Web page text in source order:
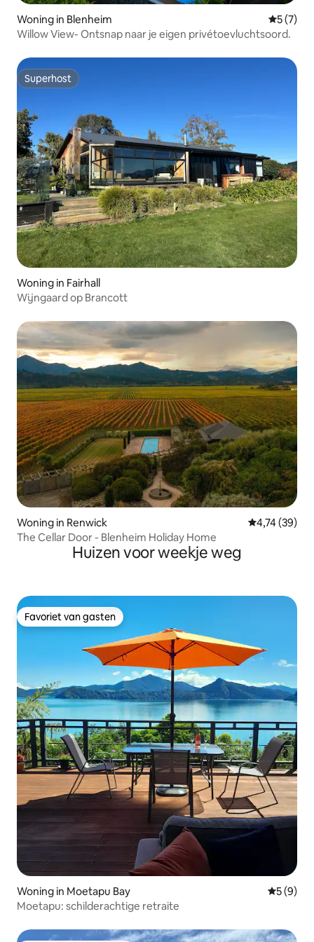
Woning in Blenheim
5 (7)
Willow View- Ontsnap naar je eigen privétoevluchtsoord.
Superhost
Superhost
Woning in Fairhall
Wijngaard op Brancott
Woning in Renwick Gemiddelde
4,74 (39)
The Cellar Door - Blenheim Holiday Home
Huizen voor weekje weg
Favoriet van gasten
Favoriet van gasten
Woning in Moetapu Bay
5 (9)
Moetapu: schilderachtige retraite